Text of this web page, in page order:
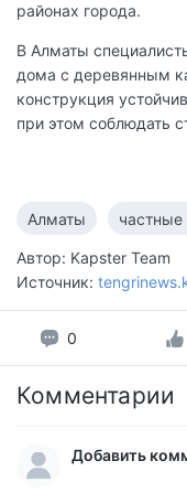
районах города.
В Алматы
дома с деревянным
конструкция
при этом соблюдать
Алматы
Автор: Kapster Team
Источник:
0
Комментарии
Добавить